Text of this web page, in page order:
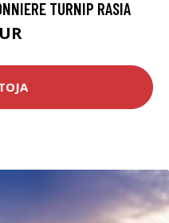
TURNIP RASIA